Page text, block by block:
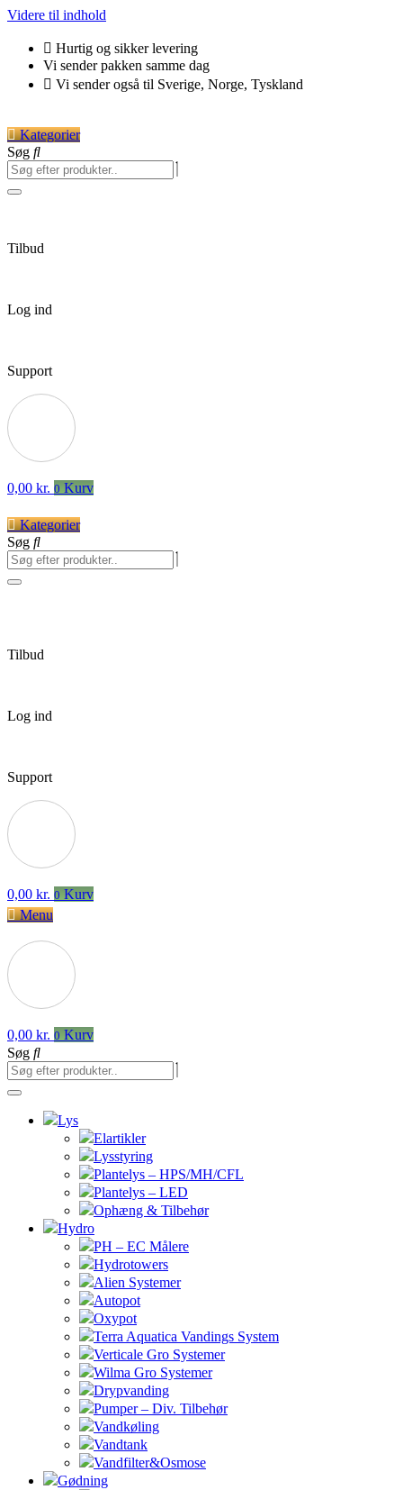
Videre til indhold
Hurtig og sikker levering
Vi sender pakken samme dag
Vi sender også til Sverige, Norge, Tyskland
Kategorier
Søg
Tilbud
Log ind
Support
0,00 kr. 0 Kurv
Kategorier
Søg
Tilbud
Log ind
Support
0,00 kr. 0 Kurv
Menu
0,00 kr. 0 Kurv
Søg
Lys
Elartikler
Lysstyring
Plantelys – HPS/MH/CFL
Plantelys – LED
Ophæng & Tilbehør
Hydro
PH – EC Målere
Hydrotowers
Alien Systemer
Autopot
Oxypot
Terra Aquatica Vandings System
Verticale Gro Systemer
Wilma Gro Systemer
Drypvanding
Pumper – Div. Tilbehør
Vandkøling
Vandtank
Vandfilter&Osmose
Gødning